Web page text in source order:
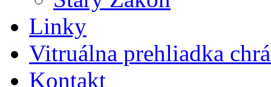
Linky
Vitruálna prehliadka
Kontakt